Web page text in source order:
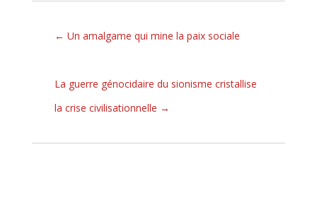
← Un amalgame qui mine la paix sociale
La guerre génocidaire du sionisme cristallise
la crise civilisationnelle →